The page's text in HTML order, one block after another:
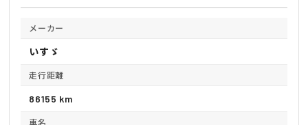
メーカー
いすゞ
走行距離
86155 km
車名